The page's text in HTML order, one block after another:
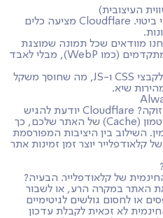
כאן היתרון שלי כמעצב גרפי בא לידי ביטוי. Cloudflare מציעה כלים
מוודאים שכל תמונה שמוצגת
באתר עוברת כיווץ חכם לפורמטים מתקדמים (כמו WebP), מבלי לאבד
המערכת מבצעת גם "מיניפיקציה" לקבצי CSS ו-JS, מה שחוסך משקל
שיא.
קרה והשרת המרכזי נמצא תחת תחזוקה? Cloudflare יודעת להגיש
לגולשים גרסה מאוחסנת מזכרון המטמון (Cache) של האתר שלכם, כך
השילוב בין היציבות המפורסמת
של קלאודפלייר יוצר זמן זמינות אתר
של קלאודפלייר. הבעיה?
את האתר במקרה הרע, או לשבור
או לחסום גולשים לגיטימיים
לא זכאית לקבלת עדכון